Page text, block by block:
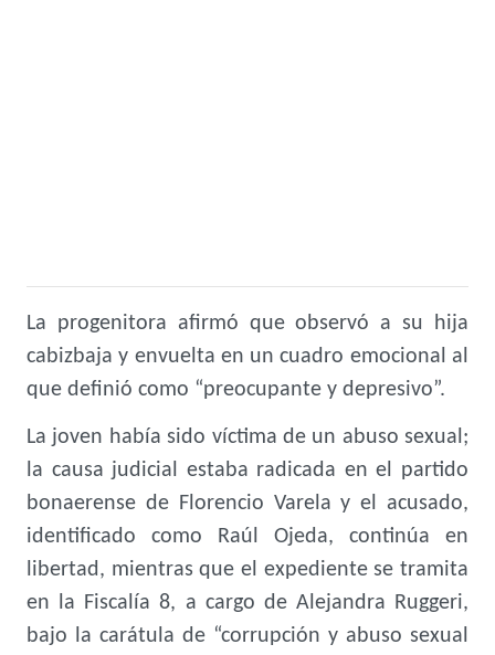
La progenitora afirmó que observó a su hija
cabizbaja y envuelta en un cuadro emocional al
que definió como “preocupante y depresivo”.
La joven había sido víctima de un abuso sexual;
la causa judicial estaba radicada en el partido
bonaerense de Florencio Varela y el acusado,
identificado como Raúl Ojeda, continúa en
libertad, mientras que el expediente se tramita
en la Fiscalía 8, a cargo de Alejandra Ruggeri,
bajo la carátula de “corrupción y abuso sexual